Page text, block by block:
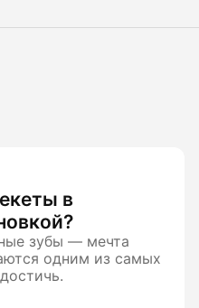
в
зубы — мечта
одним из самых